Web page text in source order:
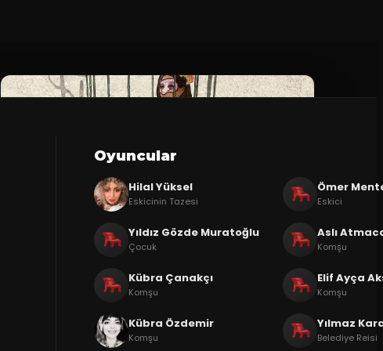
Oyuncular
Hilal Yüksel
Eskicinin Tazesi
Ömer
Eskici
Yıldız Gözde Muratoğlu
Çocuk
Aslı
Komşu
Kübra Çanakçı
Komşu
Elif Ayça
Komşu
Kübra Özdemir
Komşu
Yılmaz
Belediye Reisi